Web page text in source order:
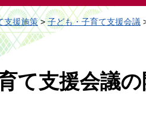
支援施策>子ども・子育て支援会議
て支援会議